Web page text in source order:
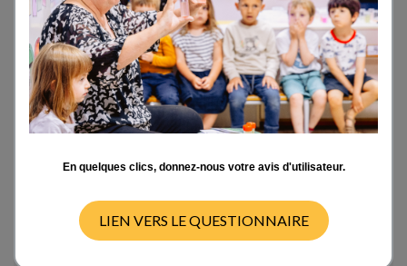
référence à cette problématique. Si vous aviez
quelques orientations à m'indiquer...
En vous remerciant par avance de vos réponses
Fri 19/04/13 - 05:30
Un élément de réponse : le
En quelques clics, donnez-nous votre avis d'utilisateur.
LIEN VERS LE QUESTIONNAIRE